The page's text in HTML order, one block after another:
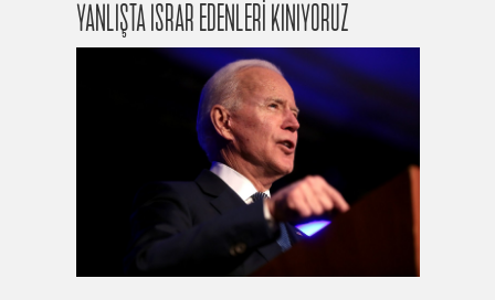
YANLIŞTA ISRAR EDENLERİ KINIYORUZ